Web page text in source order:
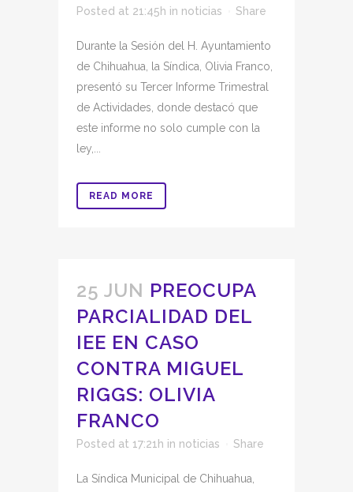
Posted at 21:45h in noticias Share
Durante la Sesión del H. Ayuntamiento
de Chihuahua, la Síndica, Olivia Franco,
presentó su Tercer Informe Trimestral
de Actividades, donde destacó que
este informe no solo cumple con la
ley,...
READ MORE
25 JUN PREOCUPA
PARCIALIDAD DEL
IEE EN CASO
CONTRA MIGUEL
RIGGS: OLIVIA
FRANCO
Posted at 17:21h in noticias Share
La Síndica Municipal de Chihuahua,